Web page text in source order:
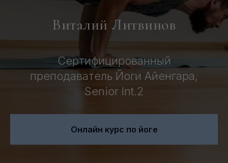
Виталий Литвинов
Сертифицированный
преподаватель Йоги Айенгара,
Senior Int.2
Онлайн курс по йоге